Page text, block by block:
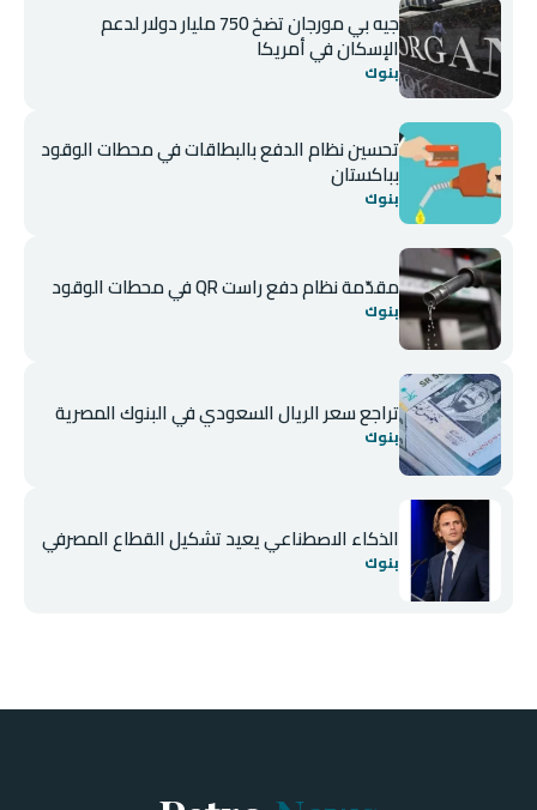
جيه بي مورجان تضخ 750 مليار دولار لدعم
الإسكان في أمريكا
بنوك
تحسين نظام الدفع بالبطاقات في محطات الوقود
بباكستان
بنوك
مقدّمة نظام دفع راست QR في محطات الوقود
بنوك
تراجع سعر الريال السعودي في البنوك المصرية
بنوك
الذكاء الاصطناعي يعيد تشكيل القطاع المصرفي
بنوك